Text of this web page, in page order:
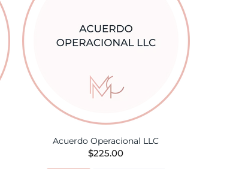
Acuerdo Operacional LLC
$225.00